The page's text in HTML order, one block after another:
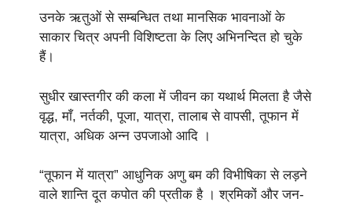
उनके ऋतुओं से सम्बन्धित तथा मानसिक भावनाओं के
साकार चित्र अपनी विशिष्टता के लिए अभिनन्दित हो चुके
हैं।
सुधीर खास्तगीर की कला में जीवन का यथार्थ मिलता है जैसे
वृद्ध, माँ, नर्तकी, पूजा, यात्रा, तालाब से वापसी, तूफान में
यात्रा, अधिक अन्न उपजाओ आदि ।
“तूफान में यात्रा” आधुनिक अणु बम की विभीषिका से लड़ने
वाले शान्ति दूत कपोत की प्रतीक है । श्रमिकों और जन-